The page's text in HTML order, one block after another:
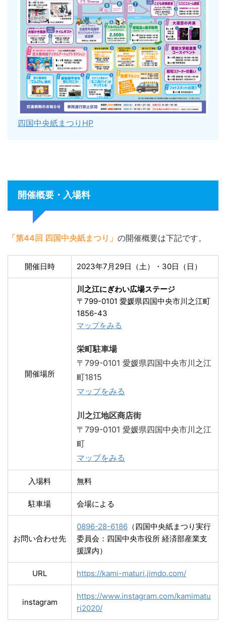
四国中央紙まつりHP
開催概要・入場料
「第44回 四国中央紙まつり」 の開催概要は下記です。
開催日時 2023年7月29日（土）・30日（日）
開催場所
川之江にぎわい広場ステージ
〒799-0101 愛媛県四国中央市川之江町
1856-43
マップをみる
栄町駐車場
〒799-0101 愛媛県四国中央市川之江
町1815
マップをみる
川之江地区商店街
〒799-0101 愛媛県四国中央市川之江
町
マップをみる
入場料 無料
駐車場 会場による
お問い合わせ先
0896-28-6186 （四国中央紙まつり実行
委員会：四国中央市役所 経済部産業支
援課内）
URL https://kami-maturi.jimdo.com/
instagram
https://www.instagram.com/kamimatu
ri2020/